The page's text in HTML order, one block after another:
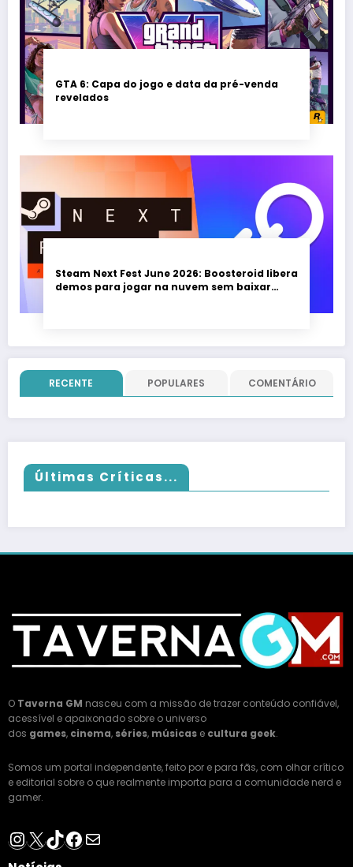
GTA 6: Capa do jogo e data da pré-venda
revelados
Steam Next Fest June 2026: Boosteroid libera
demos para jogar na nuvem sem baixar
RECENTE POPULARES COMENTÁRIO
Últimas Críticas...
O Taverna GM nasceu com a missão de trazer conteúdo confiável,
acessível e apaixonado sobre o universo
dos games, cinema, séries, músicas e cultura geek.
Somos um portal independente, feito por e para fãs, com olhar crítico
e editorial sobre o que realmente importa para a comunidade nerd e
gamer.
Instagram
X TikTok
Facebook
E-mail